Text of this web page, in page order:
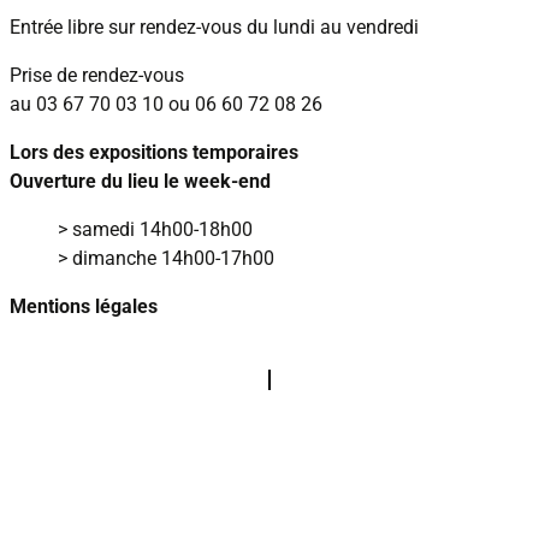
Entrée libre sur rendez‑vous du lundi au vendredi
Prise de rendez‑vous
au 03 67 70 03 10 ou 06 60 72 08 26
Lors des expositions temporaires
Ouverture du lieu le week‑end
> samedi 14h00‑18h00
> dimanche 14h00‑17h00
Mentions légales